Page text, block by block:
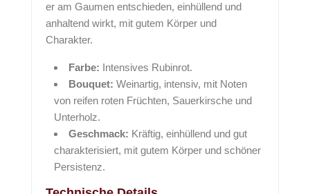
er am Gaumen entschieden, einhüllend und
anhaltend wirkt, mit gutem Körper und
Charakter.
Farbe: Intensives Rubinrot.
Bouquet: Weinartig, intensiv, mit Noten
von reifen roten Früchten, Sauerkirsche und
Unterholz.
Geschmack: Kräftig, einhüllend und gut
charakterisiert, mit gutem Körper und schöner
Persistenz.